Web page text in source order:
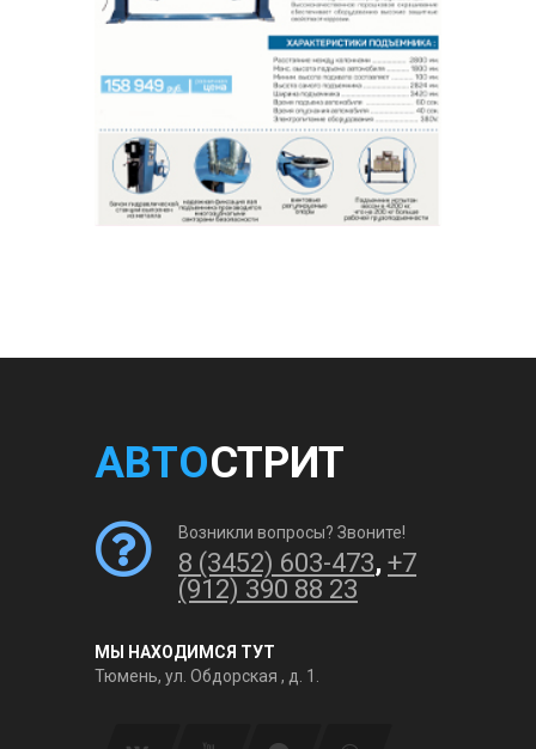
АВТОСТРИТ
Возникли вопросы? Звоните!
8 (3452) 603-473, +7
(912) 390 88 23
МЫ НАХОДИМСЯ ТУТ
Тюмень, ул. Обдорская , д. 1.